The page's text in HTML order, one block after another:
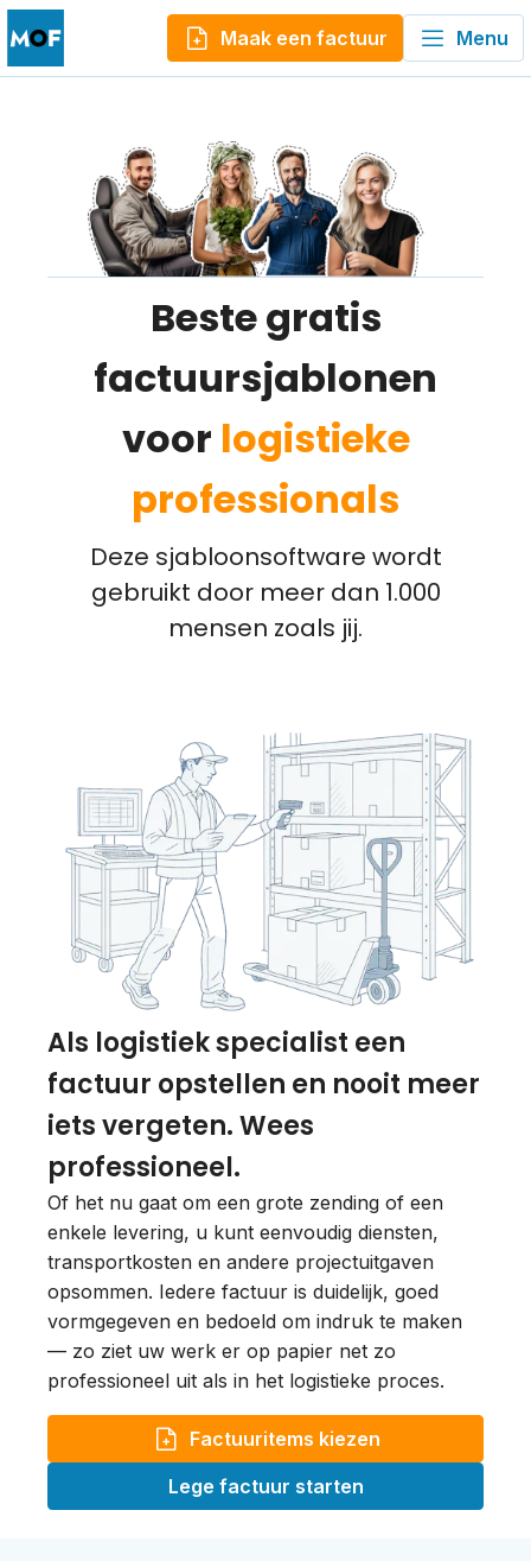
Maak een factuur Menu
Beste gratis
factuursjablonen
voor logistieke
professionals
Deze sjabloonsoftware wordt
gebruikt door meer dan 1.000
mensen zoals jij.
Als logistiek specialist een
factuur opstellen en nooit meer
iets vergeten. Wees
professioneel.
Of het nu gaat om een grote zending of een
enkele levering, u kunt eenvoudig diensten,
transportkosten en andere projectuitgaven
opsommen. Iedere factuur is duidelijk, goed
vormgegeven en bedoeld om indruk te maken
— zo ziet uw werk er op papier net zo
professioneel uit als in het logistieke proces.
Factuuritems kiezen
Lege factuur starten